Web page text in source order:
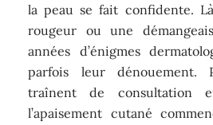
la peau se fait confidente.
rougeur ou une
années d’énigmes
parfois leur dénouement.
traînent de consultation
l’apaisement cutané